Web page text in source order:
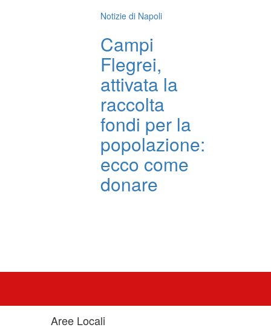
Notizie di Napoli
Campi
Flegrei,
attivata la
raccolta
fondi per la
popolazione:
ecco come
donare
Aree Locali